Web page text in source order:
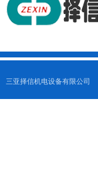
三亚择信机电设备有限公司